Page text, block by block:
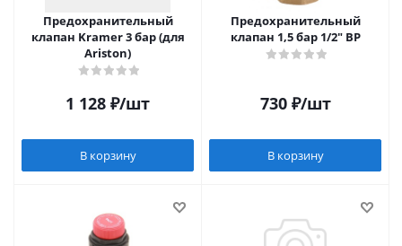
Предохранительный
клапан Kramer 3 бар (для
Ariston)
1 128 ₽/шт
В корзину
Предохранительный
клапан 1,5 бар 1/2" ВР
730₽/шт
В корзину